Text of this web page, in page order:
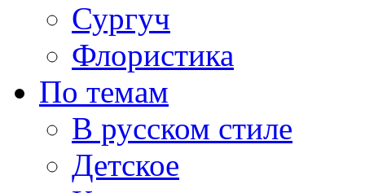
Сургуч
Флористика
По темам
В русском стиле
Детское